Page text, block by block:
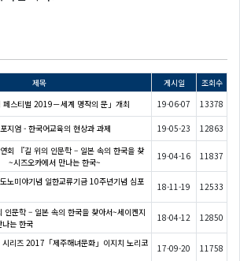
제목 게시일
조회수
페스티벌 2019－세계 명작의 문」개최 19-06-07 13378
지엄 - 한국어교육의 현상과 과제 19-05-23 12863
회 『길 위의 인문학 – 일본 속의 한국을 찾
~시즈오카에서 만나는 한국~
19-04-16 11837
노미야기념 일한교류기금 10주년기념 심포
18-11-19 12533
인문학 – 일본 속의 한국을 찾아서~세이켄지
나는 한국
18-04-12 12850
시리즈 2017「제주해녀문화」이지치 노리코
17-09-20 11758